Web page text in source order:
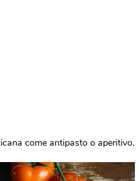
come antipasto o aperitivo.